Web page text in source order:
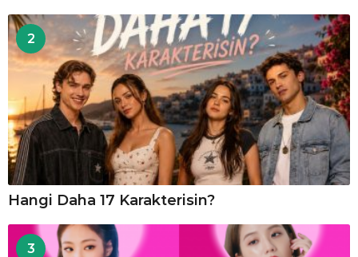
2
Hangi Daha 17 Karakterisin?
3